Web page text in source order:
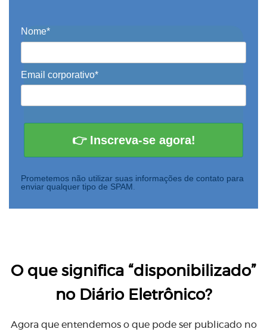
Nome*
Email corporativo*
👉 Inscreva-se agora!
Prometemos não utilizar suas informações de contato para
enviar qualquer tipo de SPAM.
O que significa “disponibilizado”
no Diário Eletrônico?
Agora que entendemos o que pode ser publicado no